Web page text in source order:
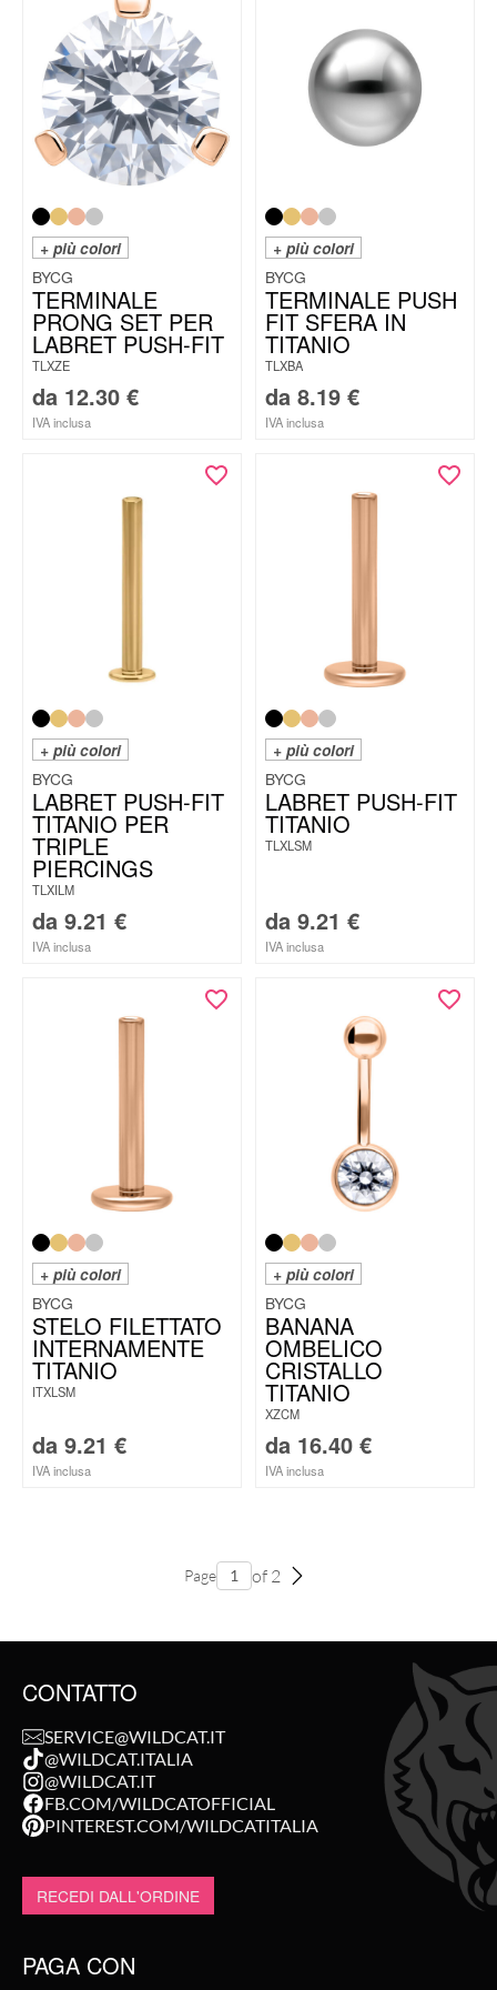
+ più colori
BYCG
TERMINALE
PRONG SET PER
LABRET PUSH-FIT
TLXZE
da 12.30 €
IVA inclusa
+ più colori
BYCG
TERMINALE PUSH
FIT SFERA IN
TITANIO
TLXBA
da 8.19 €
IVA inclusa
+ più colori
BYCG
LABRET PUSH-FIT
TITANIO PER
TRIPLE
PIERCINGS
TLXILM
da 9.21 €
IVA inclusa
+ più colori
BYCG
LABRET PUSH-FIT
TITANIO
TLXLSM
da 9.21 €
IVA inclusa
+ più colori
BYCG
STELO FILETTATO
INTERNAMENTE
TITANIO
ITXLSM
da 9.21 €
IVA inclusa
+ più colori
BYCG
BANANA
OMBELICO
CRISTALLO
TITANIO
XZCM
da 16.40 €
IVA inclusa
Page of 2
CONTATTO
SERVICE@WILDCAT.IT
@WILDCAT.ITALIA
@WILDCAT.IT
FB.COM/WILDCATOFFICIAL
PINTEREST.COM/WILDCATITALIA
RECEDI DALL'ORDINE
PAGA CON